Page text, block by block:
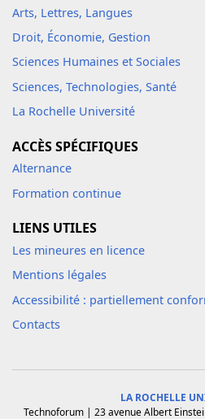
Arts, Lettres, Langues
Droit, Économie, Gestion
Sciences Humaines et Sociales
Sciences, Technologies, Santé
La Rochelle Université
ACCÈS SPÉCIFIQUES
Alternance
Formation continue
LIENS UTILES
Les mineures en licence
Mentions légales
Accessibilité : partiellement
Contacts
LA ROCHELLE
Technoforum | 23 avenue Albert